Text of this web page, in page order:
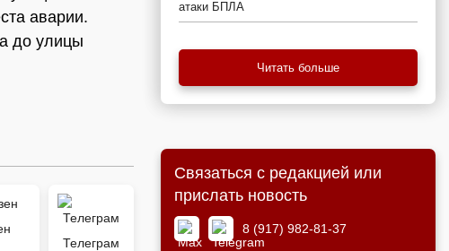
аварии.
до улицы
Телеграм
атаки БПЛА
Читать больше
Связаться с редакцией или
прислать новость
8 (917) 982-81-37